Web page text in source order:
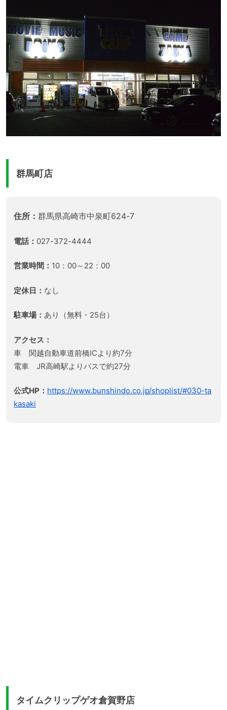
群馬町店
住所： 群馬県高崎市中泉町624-7
電話： 027-372-4444
営業時間： 10：00～22：00
定休日： なし
駐車場： あり（無料・25台）
アクセス：
車 関越自動車道前橋ICより約7分
電車 JR高崎駅よりバスで約27分
公式HP： https://www.bunshindo.co.jp/shoplist/#030-ta
kasaki
タイムクリップゲオ倉賀野店